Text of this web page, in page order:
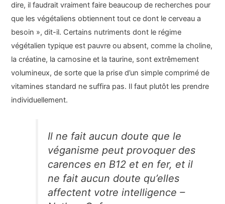
dire, il faudrait vraiment faire beaucoup de recherches pour
que les végétaliens obtiennent tout ce dont le cerveau a
besoin », dit-il. Certains nutriments dont le régime
végétalien typique est pauvre ou absent, comme la choline,
la créatine, la carnosine et la taurine, sont extrêmement
volumineux, de sorte que la prise d’un simple comprimé de
vitamines standard ne suffira pas. Il faut plutôt les prendre
individuellement.
Il ne fait aucun doute que le
véganisme peut provoquer des
carences en B12 et en fer, et il
ne fait aucun doute qu’elles
affectent votre intelligence –